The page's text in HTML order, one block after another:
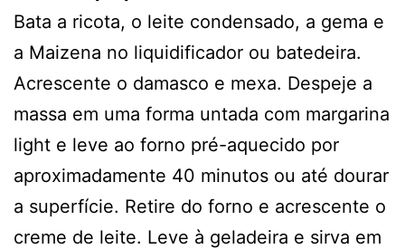
Bata a ricota, o leite condensado, a gema e
a Maizena no liquidificador ou batedeira.
Acrescente o damasco e mexa. Despeje a
massa em uma forma untada com margarina
light e leve ao forno pré-aquecido por
aproximadamente 40 minutos ou até dourar
a superfície. Retire do forno e acrescente o
creme de leite. Leve à geladeira e sirva em